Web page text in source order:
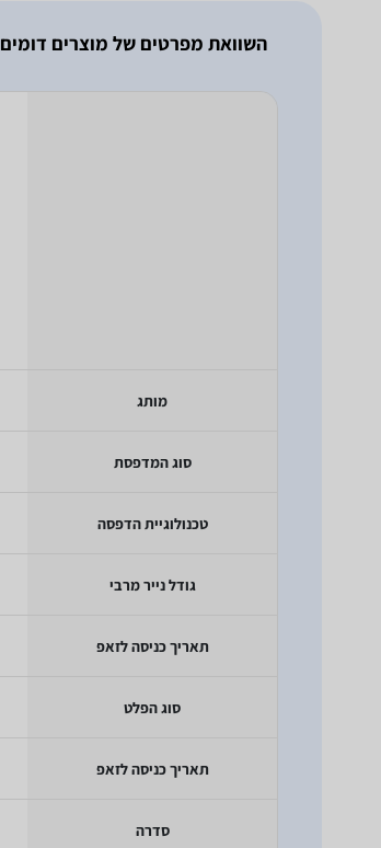
השוואת מפרטים של מוצרים דומים
מותג
סוג המדפסת
טכנולוגיית הדפסה
גודל נייר מרבי
תאריך כניסה לזאפ
סוג הפלט
תאריך כניסה לזאפ
סדרה